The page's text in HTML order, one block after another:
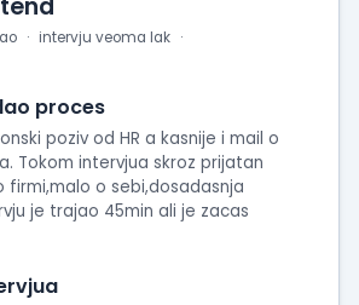
intervju veoma lak
proces
poziv od HR a kasnije i mail o
Tokom intervjua skroz prijatan
firmi,malo o sebi,dosadasnja
je trajao 45min ali je zacas